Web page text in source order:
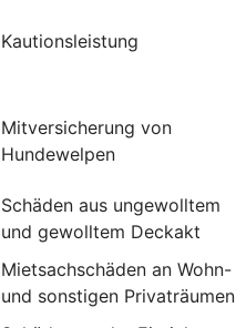
Kautionsleistung
Mitversicherung von
Hundewelpen
Schäden aus ungewolltem
und gewolltem Deckakt
Mietsachschäden an Wohn-
und sonstigen Privaträumen